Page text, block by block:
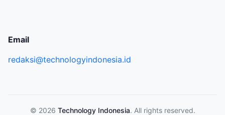
Email
redaksi@technologyindonesia.id
© 2026 Technology Indonesia. All rights reserved.